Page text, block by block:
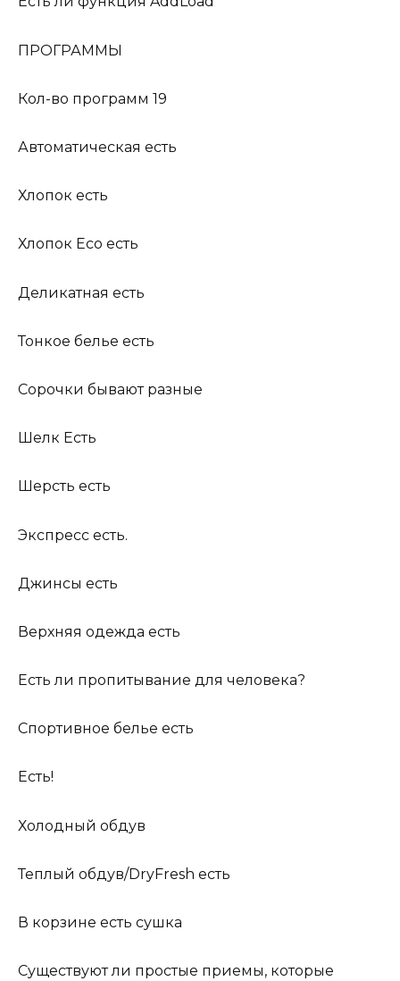
ПРОГРАММЫ
Кол-во программ 19
Автоматическая есть
Хлопок есть
Хлопок Eco есть
Деликатная есть
Тонкое белье есть
Сорочки бывают разные
Шелк Есть
Шерсть есть
Экспресс есть.
Джинсы есть
Верхняя одежда есть
Есть ли пропитывание для человека?
Спортивное белье есть
Есть!
Холодный обдув
Теплый обдув/DryFresh есть
В корзине есть сушка
Существуют ли простые приемы, которые